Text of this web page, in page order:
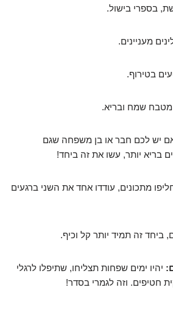
בספרי בישול.
מעניינים.
בטירוף.
מטבח שמח ובריא.
יש לכם חבר או בן משפחה שגם
בריא יותר, עשו את זה ביחד!
מתכונים, עודדו אחד את השני ברגעים
ביחד זה תמיד יותר קל וכיף.
יהיו ימים שפחות תצליחו, שתיפלו לרגלי
חטיפים. וזה לגמרי בסדר!